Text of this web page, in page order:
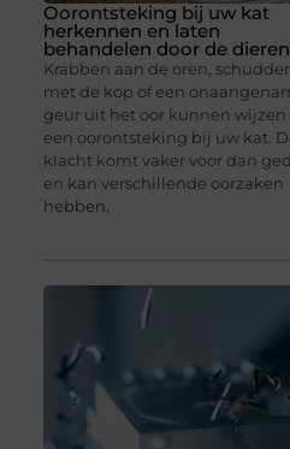
Oorontsteking bij uw kat
herkennen en laten
behandelen door de
Krabben aan de oren,
met de kop of een
geur uit het oor kunnen wijzen
een oorontsteking bij uw kat.
klacht komt vaker voor dan
en kan verschillende oorzaken
hebben,